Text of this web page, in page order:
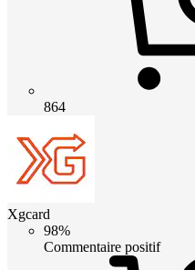
864
Xgcard
98%
Commentaire positif